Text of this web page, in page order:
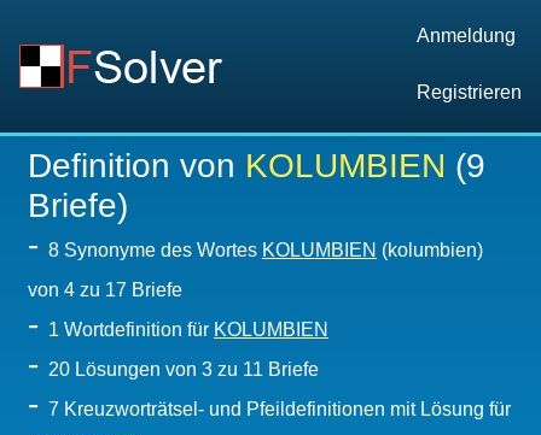
Anmeldung
Registrieren
Definition von KOLUMBIEN (9
Briefe)
- 8 Synonyme des Wortes KOLUMBIEN (kolumbien)
von 4 zu 17 Briefe
- 1 Wortdefinition für KOLUMBIEN
- 20 Lösungen von 3 zu 11 Briefe
- 7 Kreuzworträtsel- und Pfeildefinitionen mit Lösung für